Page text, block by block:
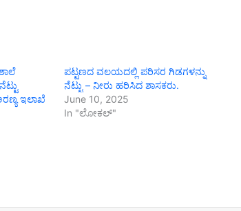
ಇಲಾಖೆ
ಪಟ್ಟಣದ ವಲಯದಲ್ಲಿ ಪರಿಸರ ಗಿಡಗಳನ್ನು
ನೆಟ್ಟು – ನೀರು ಹರಿಸಿದ ಶಾಸಕರು.
June 10, 2025
In "ಲೋಕಲ್"